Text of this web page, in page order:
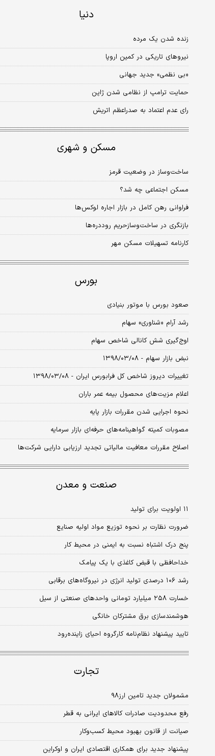
دنیا
زنده شدن یک مرده
نیروهای تاریکی در کمین اروپا
«بی نظمی» جدید جهانی
حمایت ترامپ از نظامی شدن ژاپن
رای عدم اعتماد به صدراعظم اتریش
مسکن و شهری
ساخت‌وساز در وضعیت قرمز
مسکن اجتماعی چه شد؟
فراوانی رهن کامل در بازار اجاره لوکس‌ها
بازنگری در ساخت‌وسازحریم روددره‌ها
کارنامه تسهیلات مسکن مهر
بورس
صعود بورس با موتور بنیادی
رشد آرام «شناوری‌» سهام
اوج‌گیری شش کانالی شاخص سهام
نبض بازار سهام - ۱۳۹۸/۰۳/۰۸
تغییرات دیروز شاخص کل فرابورس ایران - ۱۳۹۸/۰۳/۰۸
اعلام مزیت‌های محصول بیمه عمر باران
نحوه اجرایی شدن مقررات بازار پایه
مصوبات کمیته گواهینامه‌های حرفه‌ای بازار سرمایه
اصلاح مقررات معافیت مالیاتی تجدید ارزیابی دارایی شرکت‌ها
صنعت و معدن
۱۱ اولویت برای تولید
ضرورت نظارت بر نحوه توزیع مواد اولیه صنایع
پنج درک اشتباه نسبت به ایمنی در محیط کار
خداحافظی با قبض کاغذی با یک پیامک
رشد ۱۰۶ درصدی تولید انرژی در نیروگاه‌های برقابی
خسارت ۲۵۸ میلیارد تومانی واحدهای صنعتی از سیل
هوشمندسازی برق مشترکان خانگی
تایید پیشنهاد نظام‌نامه کارگروه احیای زاینده‌رود
تجارت
مشمولان جدید تامین ارز۹۸
رفع محدودیت صادرات کالاهای ایرانی به قطر
صیانت از قانون بهبود محیط کسب‌وکار
پیشنهاد جدید برای همکاری اقتصادی ایران و اوکراین